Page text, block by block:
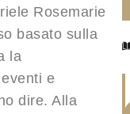
Rosemarie
basato sulla
la
e
dire. Alla